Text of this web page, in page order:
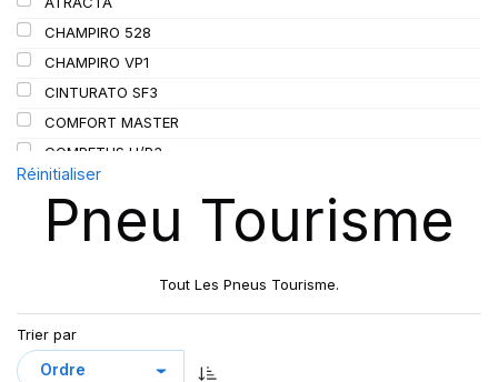
106
107
108
109
110
111
114
CHAMPIRO 528
CHAMPIRO VP1
CINTURATO SF3
COMFORT MASTER
COMPETUS H/P3
CORONA
CROSS WIND
CROSS WIND HP010
DRIVEWAYS
DRIVEWAYS SPORT
Réinitialiser
Pneu Tourisme
Tout Les Pneus Tourisme.
Trier par